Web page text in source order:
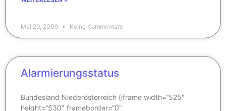
Mai 29, 2009 Keine Kommentare
Alarmierungsstatus
Bundesland Niederösterreich {iframe width=“525″
height=“530″ frameborder=“0″